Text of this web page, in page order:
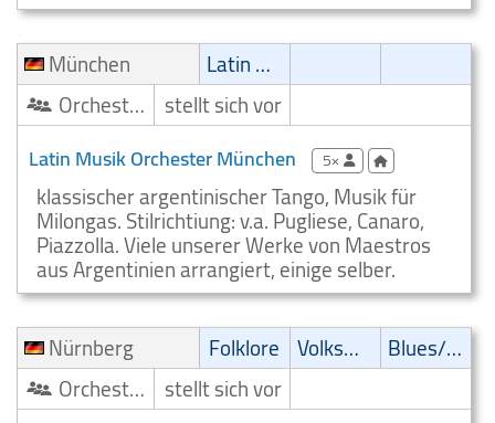
München
Latin Musik
Orchester/Ensemble
stellt sich vor
Latin Musik Orchester München 5×
klassischer argentinischer Tango, Musik für
Milongas. Stilrichtiung: v.a. Pugliese, Canaro,
Piazzolla. Viele unserer Werke von Maestros
aus Argentinien arrangiert, einige selber.
Nürnberg
Folklore Volksmusik
Blues/Swing
Orchester/Ensemble
stellt sich vor